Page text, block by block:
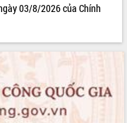
03/8/2026 của Chính